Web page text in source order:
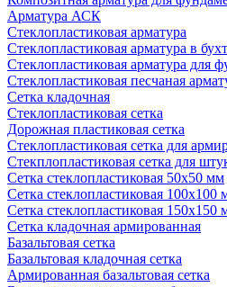
Арматура АСК
Cтеклопластиковая арматура
Стеклопластиковая арматура в
Стеклопластиковая арматура для
Стеклопластиковая песчаная
Сетка кладочная
Стеклопластиковая сетка
Дорожная пластиковая сетка
Стеклопластиковая сетка для
Стекплопластиковая сетка для
Сетка стеклопластиковая 50x50 мм
Сетка стеклопластиковая 100x100
Сетка стеклопластиковая 150x150
Сетка кладочная армированная
Базальтовая сетка
Базальтовая кладочная сетка
Армированная базальтовая сетка